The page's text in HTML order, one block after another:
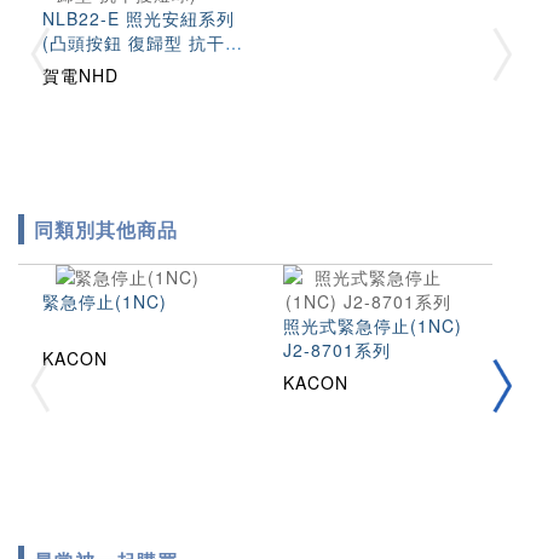
NLB22-E 照光安紐系列
(凸頭按鈕 復歸型 抗干擾
燈球)
賀電NHD
同類別其他商品
緊急停止(1NC)
KACON
照光式緊急停止(1NC)
J2-8701系列
KACON